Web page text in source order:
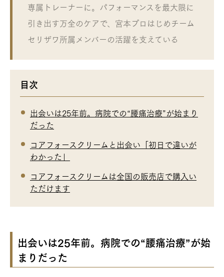
専属トレーナーに。パフォーマンスを最大限に
引き出す万全のケアで、宮本プロはじめチーム
セリザワ所属メンバーの活躍を支えている
目次
出会いは25年前。病院での“腰痛治療”が始まり
だった
コアフォースクリームと出会い「初日で違いが
わかった」
コアフォースクリームは全国の販売店で購入い
ただけます
出会いは25年前。病院での“腰痛治療”が始
まりだった